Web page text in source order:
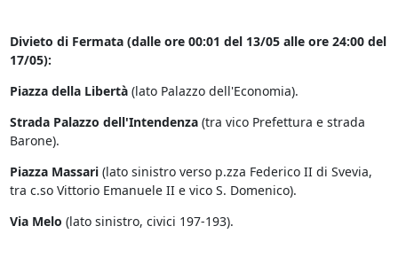
Divieto di Fermata (dalle ore 00:01 del 13/05 alle ore 24:00 del
17/05):
Piazza della Libertà(lato Palazzo dell'Economia).
Strada Palazzo dell'Intendenza(tra vico Prefettura e strada
Barone).
Piazza Massari(lato sinistro verso p.zza Federico II di Svevia,
tra c.so Vittorio Emanuele II e vico S. Domenico).
Via Melo (lato sinistro, civici 197-193).